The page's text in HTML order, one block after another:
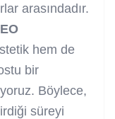
arasındadır.
hem de
bir
Böylece,
süreyi